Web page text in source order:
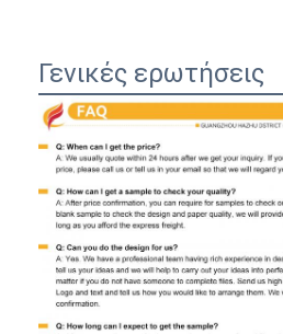
Γενικές ερωτήσεις